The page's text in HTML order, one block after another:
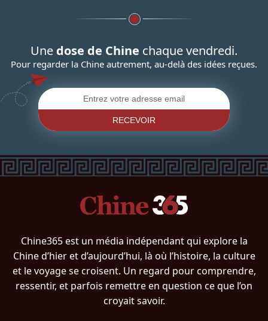
Une dose de Chine chaque vendredi.
Pour regarder la Chine autrement, au-delà des idées reçues.
RECEVOIR
Chine365 est un média indépendant qui explore la
Chine d’hier et d’aujourd’hui, là où l’histoire, la culture
et le voyage se croisent. Un regard pour comprendre,
ressentir, et parfois remettre en question ce que l’on
croyait savoir.